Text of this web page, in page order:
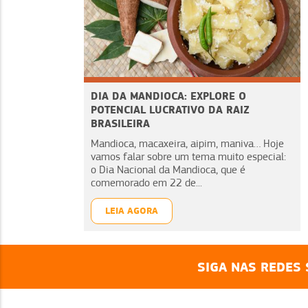
DIA DA MANDIOCA: EXPLORE O
POTENCIAL LUCRATIVO DA RAIZ
BRASILEIRA
Mandioca, macaxeira, aipim, maniva… Hoje
vamos falar sobre um tema muito especial:
o Dia Nacional da Mandioca, que é
comemorado em 22 de...
LEIA AGORA
SIGA NAS REDES